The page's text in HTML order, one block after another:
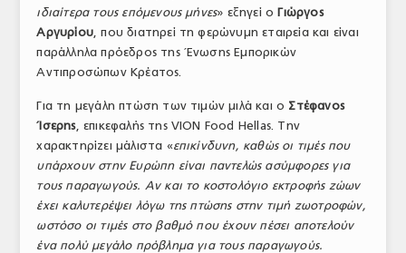
ιδιαίτερα τους επόμενους μήνες» εξηγεί ο Γιώργος
Αργυρίου, που διατηρεί τη φερώνυμη εταιρεία και είναι
παράλληλα πρόεδρος της Ένωσης Εμπορικών
Αντιπροσώπων Κρέατος.
Για τη μεγάλη πτώση των τιμών μιλά και ο Στέφανος
Ίσερης, επικεφαλής της VION Food Hellas. Την
χαρακτηρίζει μάλιστα «επικίνδυνη, καθώς οι τιμές που
υπάρχουν στην Ευρώπη είναι παντελώς ασύμφορες για
τους παραγωγούς. Αν και το κοστολόγιο εκτροφής ζώων
έχει καλυτερέψει λόγω της πτώσης στην τιμή ζωοτροφών,
ωστόσο οι τιμές στο βαθμό που έχουν πέσει αποτελούν
ένα πολύ μεγάλο πρόβλημα για τους παραγωγούς.